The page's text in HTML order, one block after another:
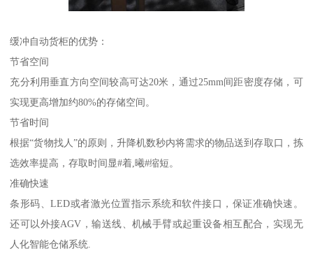
缓冲自动货柜的优势：
节省空间
充分利用垂直方向空间较高可达20米，通过25mm间距密度存储，可
实现更高增加约80%的存储空间。
节省时间
根据“货物找人”的原则，升降机数秒内将需求的物品送到存取口，拣
选效率提高，存取时间显#着,曦#缩短。
准确快速
条形码、LED或者激光位置指示系统和软件接口，保证准确快速。
还可以外接AGV，输送线、机械手臂或起重设备相互配合，实现无
人化智能仓储系统.